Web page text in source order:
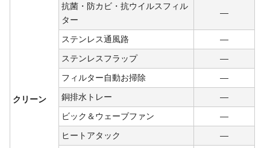
クリーン
抗菌・防カビ・抗ウイルスフィル
ター
―
ステンレス通風路
―
ステンレスフラップ
―
フィルター自動お掃除
―
銅排水トレー
―
ビック＆ウェーブファン
―
ヒートアタック
―